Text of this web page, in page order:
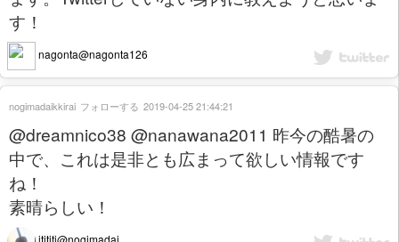
す！
nagonta@nagonta126
@dreamnico38 @nanawana2011 昨今の酷暑の
中で、これは是非とも広まって欲しい情報です
ね！
素晴らしい！
nogimadaikkirai フォローする 2019-04-25 21:44:21